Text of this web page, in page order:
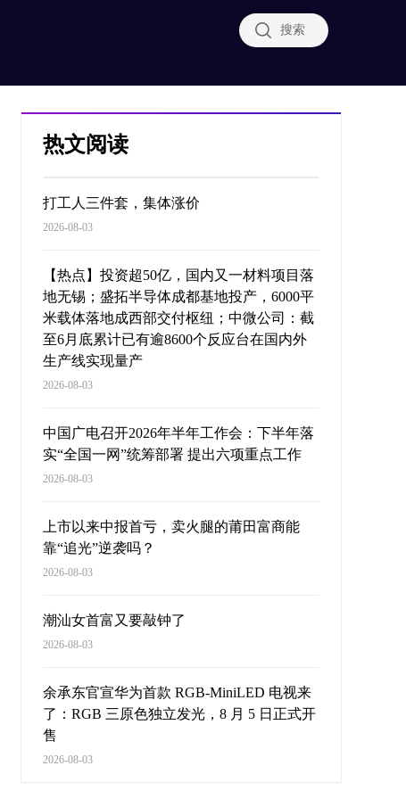
搜索
热文阅读
打工人三件套，集体涨价
2026-08-03
【热点】投资超50亿，国内又一材料项目落
地无锡；盛拓半导体成都基地投产，6000平
米载体落地成西部交付枢纽；中微公司：截
至6月底累计已有逾8600个反应台在国内外
生产线实现量产
2026-08-03
中国广电召开2026年半年工作会：下半年落
实“全国一网”统筹部署 提出六项重点工作
2026-08-03
上市以来中报首亏，卖火腿的莆田富商能
靠“追光”逆袭吗？
2026-08-03
潮汕女首富又要敲钟了
2026-08-03
余承东官宣华为首款 RGB-MiniLED 电视来
了：RGB 三原色独立发光，8 月 5 日正式开
售
2026-08-03